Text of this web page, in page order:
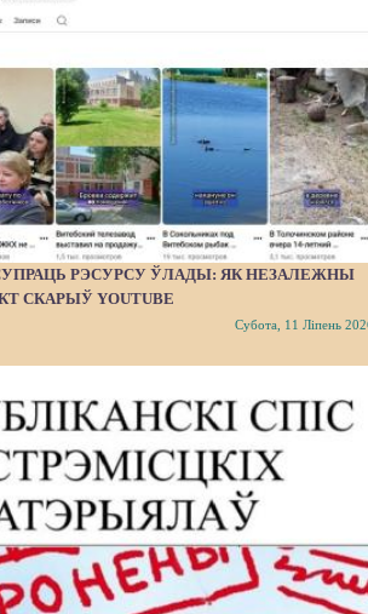
РЭСУРСУ ЎЛАДЫ: ЯК НЕЗАЛЕЖНЫ
СКАРЫЎ YOUTUBE
Субота, 11 Ліпень